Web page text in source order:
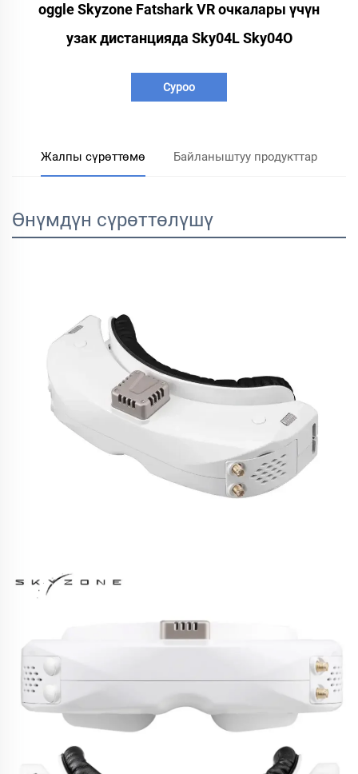
oggle Skyzone Fatshark VR очкалары үчүн
узак дистанцияда Sky04L Sky04O
Суроо
Жалпы сүрөттөмө Байланыштуу продукттар
Өнүмдүн сүрөттөлүшү